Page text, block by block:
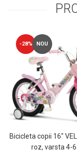
-28% NOU
Bicicleta copii 16"
roz, varsta 4-